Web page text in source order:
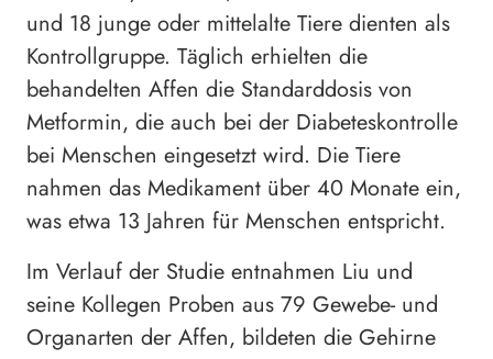
und 18 junge oder mittelalte Tiere dienten als
Kontrollgruppe. Täglich erhielten die
behandelten Affen die Standarddosis von
Metformin, die auch bei der Diabeteskontrolle
bei Menschen eingesetzt wird. Die Tiere
nahmen das Medikament über 40 Monate ein,
was etwa 13 Jahren für Menschen entspricht.
Im Verlauf der Studie entnahmen Liu und
seine Kollegen Proben aus 79 Gewebe- und
Organarten der Affen, bildeten die Gehirne